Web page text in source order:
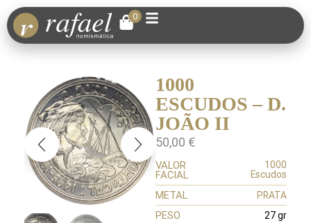
0
1000
ESCUDOS – D.
JOÃO II
50,00 €
VALOR
FACIAL
1000
Escudos
METAL PRATA
PESO 27 gr